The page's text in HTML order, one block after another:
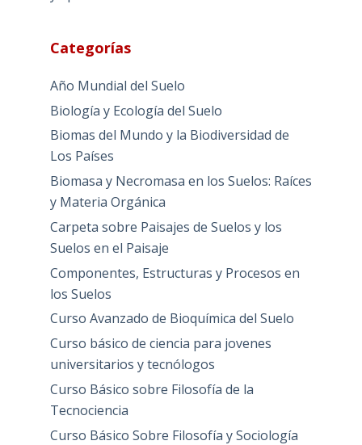
Categorías
Año Mundial del Suelo
Biología y Ecología del Suelo
Biomas del Mundo y la Biodiversidad de
Los Países
Biomasa y Necromasa en los Suelos: Raíces
y Materia Orgánica
Carpeta sobre Paisajes de Suelos y los
Suelos en el Paisaje
Componentes, Estructuras y Procesos en
los Suelos
Curso Avanzado de Bioquímica del Suelo
Curso básico de ciencia para jovenes
universitarios y tecnólogos
Curso Básico sobre Filosofía de la
Tecnociencia
Curso Básico Sobre Filosofía y Sociología